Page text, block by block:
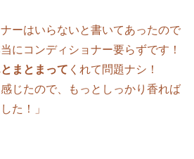
ーはいらないと書いてあったので
にコンディショナー要らずです！
まとまって くれて問題ナシ！
じたので、もっとしっかり香れば
た！」